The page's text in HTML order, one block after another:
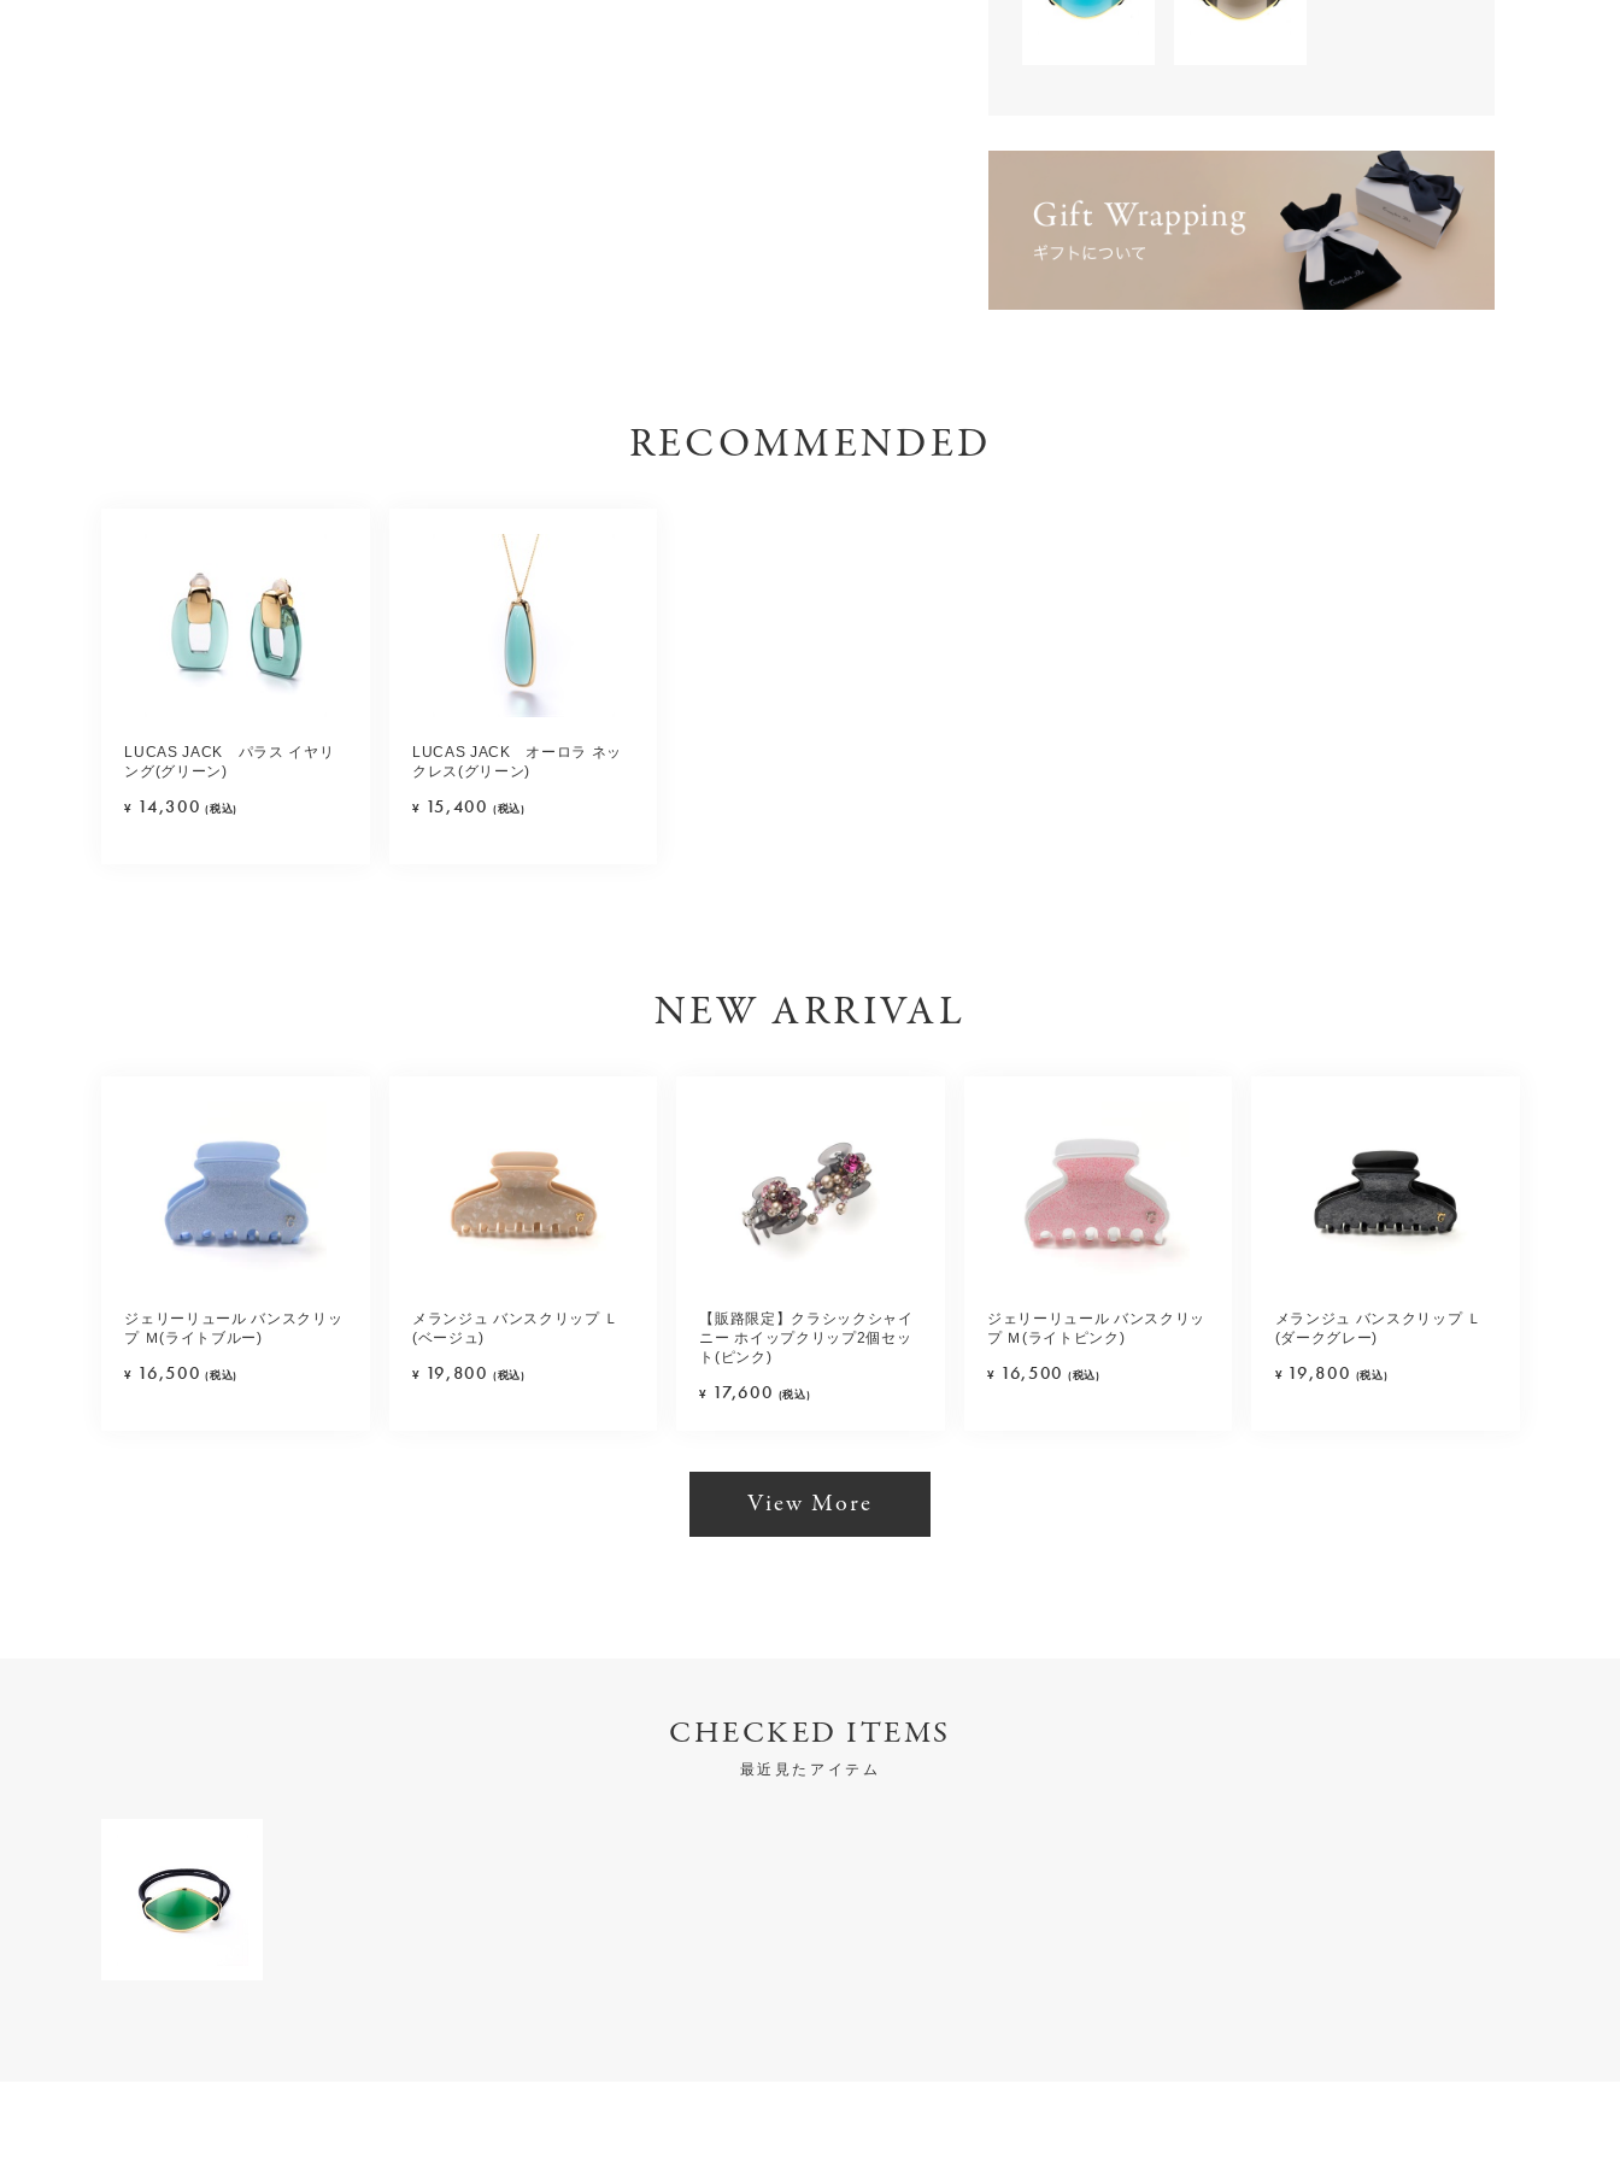
RECOMMENDED
LUCAS JACK パラス イヤリ
ング(グリーン)
¥ 14,300 (税込)
LUCAS JACK オーロラ ネッ
クレス(グリーン)
¥ 15,400 (税込)
NEW ARRIVAL
ジェリーリュール バンスクリッ
プ Ｍ(ライトブルー)
¥ 16,500 (税込)
メランジュ バンスクリップ Ｌ
(ベージュ)
¥ 19,800 (税込)
【販路限定】クラシックシャイ
ニー ホイップクリップ2個セッ
ト(ピンク)
¥ 17,600 (税込)
ジェリーリュール バンスクリッ
プ Ｍ(ライトピンク)
¥ 16,500 (税込)
メランジュ バンスクリップ Ｌ
(ダークグレー)
¥ 19,800 (税込)
View More
CHECKED ITEMS
最近見たアイテム